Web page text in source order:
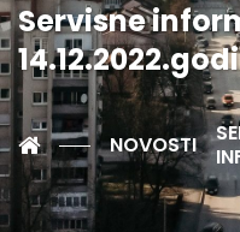
Servisne
NOVOSTI